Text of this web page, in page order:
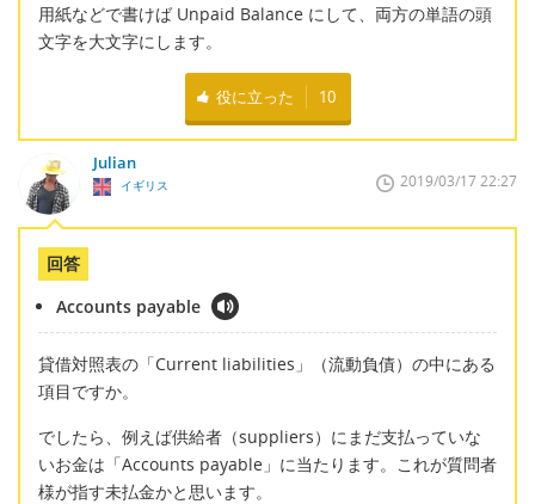
用紙などで書けば Unpaid Balance にして、両方の単語の頭
文字を大文字にします。
役に立った 10
Julian
イギリス 2019/03/17 22:27
回答
Accounts payable
貸借対照表の「Current liabilities」（流動負債）の中にある
項目ですか。
でしたら、例えば供給者（suppliers）にまだ支払っていな
いお金は「Accounts payable」に当たります。これが質問者
様が指す未払金かと思います。